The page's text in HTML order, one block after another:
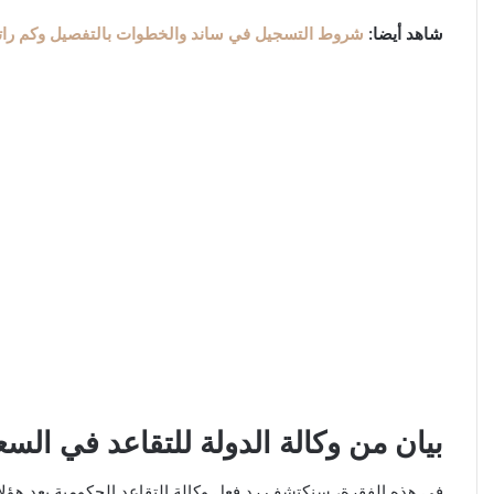
شاهد أيضا: شروط التسجيل في ساند والخطوات بالتفصيل وكم
بيان من وكالة الدولة للتقاعد في